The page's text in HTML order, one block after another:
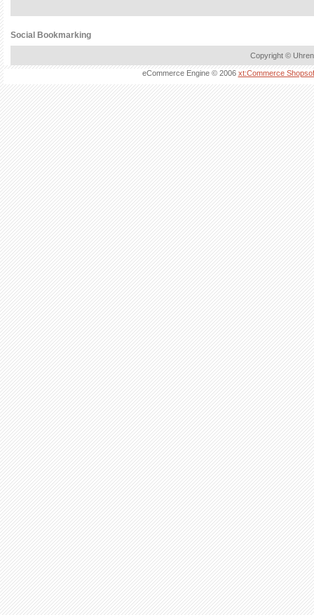
Social Bookmarking
Copyright ©
eCommerce Engine © 2006 xt:Commerce